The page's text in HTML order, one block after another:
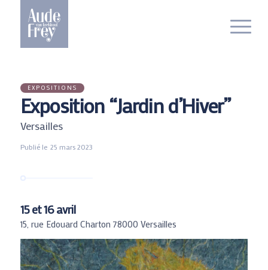
EXPOSITIONS
Exposition “Jardin d’Hiver”
Versailles
Publié le 25 mars 2023
15 et 16 avril
15, rue Edouard Charton 78000 Versailles